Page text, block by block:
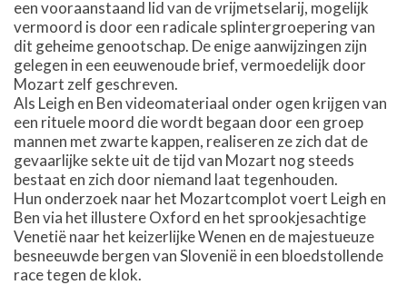
een vooraanstaand lid van de vrijmetselarij, mogelijk
vermoord is door een radicale splintergroepering van
dit geheime genootschap. De enige aanwijzingen zijn
gelegen in een eeuwenoude brief, vermoedelijk door
Mozart zelf geschreven.
Als Leigh en Ben videomateriaal onder ogen krijgen van
een rituele moord die wordt begaan door een groep
mannen met zwarte kappen, realiseren ze zich dat de
gevaarlijke sekte uit de tijd van Mozart nog steeds
bestaat en zich door niemand laat tegenhouden.
Hun onderzoek naar het Mozartcomplot voert Leigh en
Ben via het illustere Oxford en het sprookjesachtige
Venetië naar het keizerlijke Wenen en de majestueuze
besneeuwde bergen van Slovenië in een bloedstollende
race tegen de klok.